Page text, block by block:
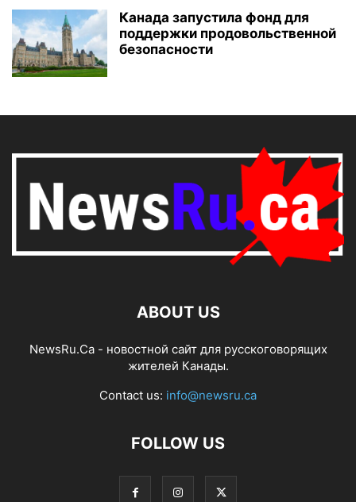
Канада запустила фонд для
поддержки продовольственной
безопасности
ABOUT US
NewsRu.Ca - новостной сайт для русскоговорящих
жителей Канады.
Contact us: info@newsru.ca
FOLLOW US